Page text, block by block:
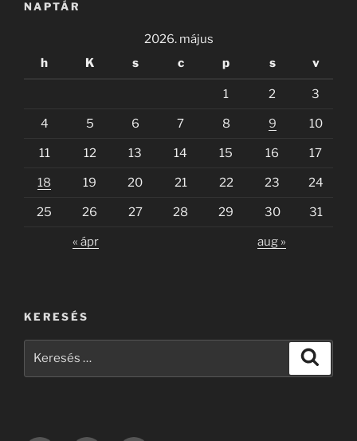
NAPTÁR
2026. május
h
K s c p s v
1 2 3
4 5 6 7 8 9 10
11 12 13 14 15 16 17
18 19 20 21 22 23 24
25 26 27 28 29 30 31
« ápr aug »
KERESÉS